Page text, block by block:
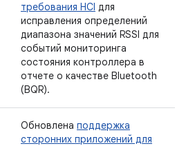
требования HCI для
исправления определений
диапазона значений RSSI для
событий мониторинга
состояния контроллера в
отчете о качестве Bluetooth
(BQR).
Обновлена ​​поддержка
сторонних приложений для